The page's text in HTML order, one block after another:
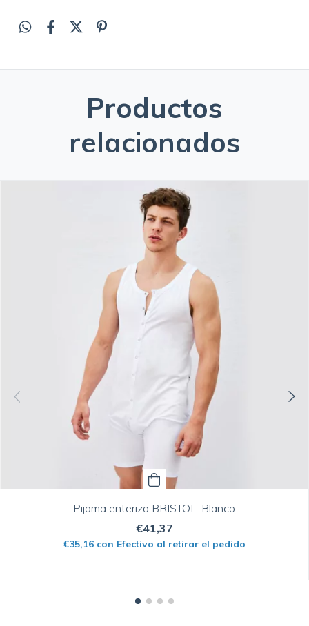
Productos
relacionados
Pijama enterizo BRISTOL. Blanco
€41,37
€35,16 con Efectivo al retirar el pedido